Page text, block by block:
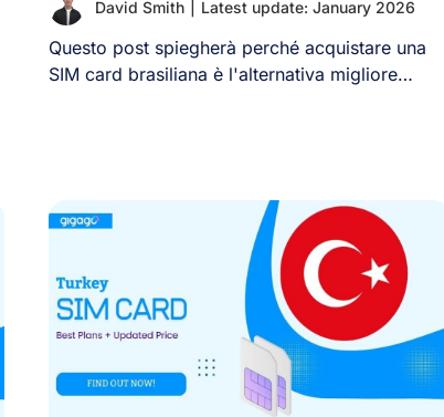
David Smith Latest update: January 2026
Questo post spiegherà perché acquistare una
SIM card brasiliana è l'alternativa migliore